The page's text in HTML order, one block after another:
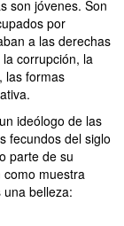
son jóvenes. Son
por
a las derechas
corrupción, la
las formas
ideólogo de las
fecundos del siglo
parte de su
como muestra
belleza: